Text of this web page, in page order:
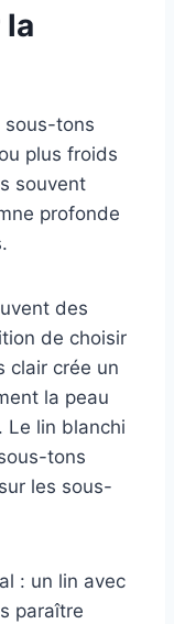
sous-tons
plus froids
souvent
profonde
des
de choisir
clair crée un
la peau
Le lin blanchi
tons
les sous-
: un lin avec
paraître